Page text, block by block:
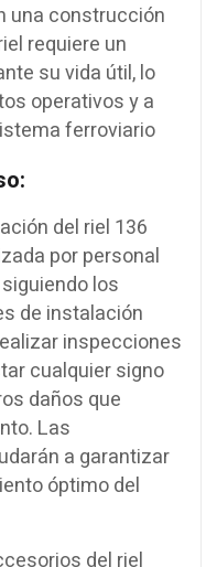
una construcción
requiere un
su vida útil, lo
operativos y a
ferroviario
del riel 136
por personal
los
de instalación
inspecciones
cualquier signo
daños que
Las
a garantizar
óptimo del
del riel